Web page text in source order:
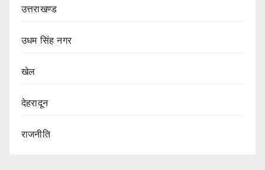
उत्तराखण्ड
उधम सिंह नगर
खेल
देहरादून
राजनीति